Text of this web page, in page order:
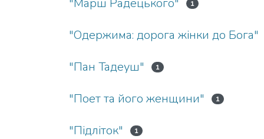
"Марш Радецького" 1
"Одержима: дорога жінки до Бога"
"Пан Тадеуш"
1
"Поет та його женщини" 1
"Підліток" 1